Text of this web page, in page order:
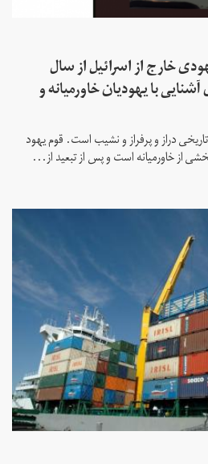
خارج از اسرائیل از سال
آشنایی با یهودیان خاورمیانه و
دراز و پرفراز و نشیب است. قوم یهود
از خاورمیانه است و پس از تبعید از...